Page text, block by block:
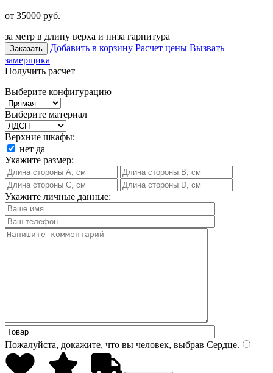
от 35000 руб.
за метр в длину верха и низа гарнитура
Заказать Добавить в корзину Расчет цены Вызвать
замерщика
Получить расчет
Выберите конфигурацию
Выберите материал
Верхние шкафы:
нет да
Укажите размер:
Укажите личные данные:
Пожалуйста, докажите, что вы человек, выбрав Сердце.